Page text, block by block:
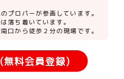
プロパーが参画しています。
落ち着いています。
口から徒歩２分の現場です。
無料会員登録)